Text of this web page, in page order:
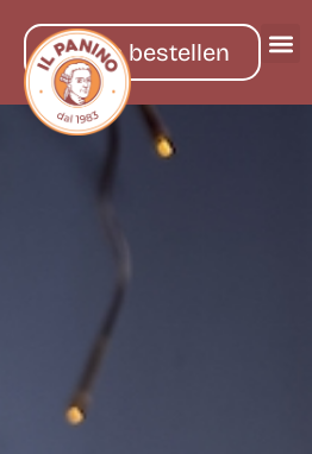
online bestellen